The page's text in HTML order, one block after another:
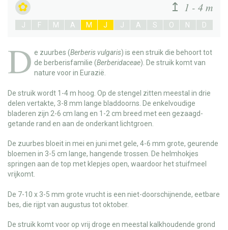
1 - 4 m
J F M A M J J A S O N D
D e zuurbes (Berberis vulgaris) is een struik die behoort tot
de berberisfamilie (Berberidaceae). De struik komt van
nature voor in Eurazië.
De struik wordt 1-4 m hoog. Op de stengel zitten meestal in drie
delen vertakte, 3-8 mm lange bladdoorns. De enkelvoudige
bladeren zijn 2-6 cm lang en 1-2 cm breed met een gezaagd-
getande rand en aan de onderkant lichtgroen.
De zuurbes bloeit in mei en juni met gele, 4-6 mm grote, geurende
bloemen in 3-5 cm lange, hangende trossen. De helmhokjes
springen aan de top met klepjes open, waardoor het stuifmeel
vrijkomt.
De 7-10 x 3-5 mm grote vrucht is een niet-doorschijnende, eetbare
bes, die rijpt van augustus tot oktober.
De struik komt voor op vrij droge en meestal kalkhoudende grond